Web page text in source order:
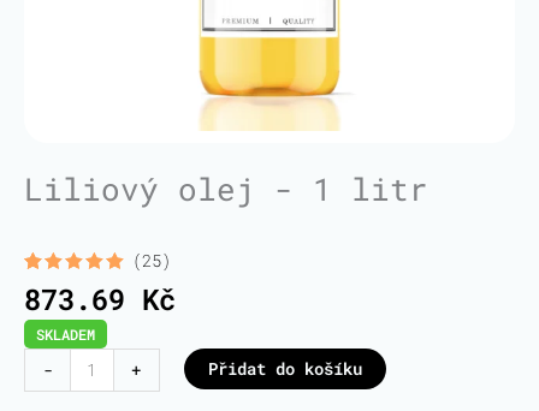
Liliový olej - 1 litr
Hodnoceno
5.00z 5 na
základě
25
hodnocení
zákazníků
(25)
873.69 Kč
SKLADEM
-
Oil
+ Přidat do košíku